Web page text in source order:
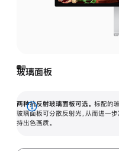
玻璃面板
两种抗反射玻璃面板可选。 标配的
玻璃面板可分散反射光，从而进一
持出色画质。
展
开